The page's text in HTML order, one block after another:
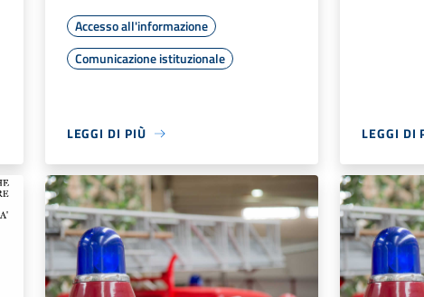
Accesso all'informazione
Comunicazione istituzionale
LEGGI DI PIÙ LEGGI DI